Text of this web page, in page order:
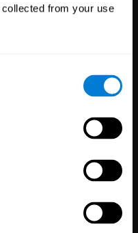
from your use